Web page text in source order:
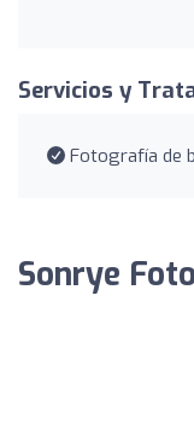
Servicios y
Fotografía de
Sonrye